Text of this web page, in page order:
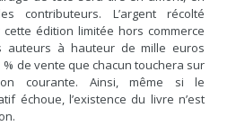
contributeurs. L’argent récolté
édition limitée hors commerce
auteurs à hauteur de mille euros
% de vente que chacun touchera sur
courante. Ainsi, même si le
échoue, l’existence du livre n’est